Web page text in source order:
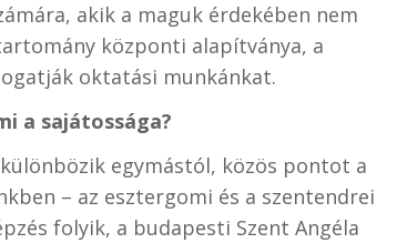
akik a maguk érdekében nem
központi alapítványa, a
oktatási munkánkat.
a sajátossága?
egymástól, közös pontot a
– az esztergomi és a szentendrei
folyik, a budapesti Szent Angéla